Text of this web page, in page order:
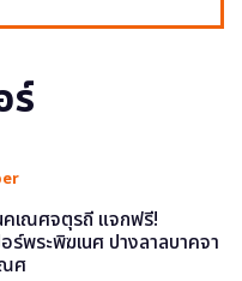
ร์
เณศจตุรถี แจกฟรี!
อร์พระพิฆเนศ ปางลาลบาคจา
ณศ